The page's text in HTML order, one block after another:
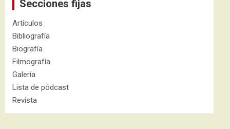
Secciones fijas
Artículos
Bibliografía
Biografía
Filmografía
Galería
Lista de pódcast
Revista